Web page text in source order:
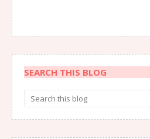
SEARCH THIS BLOG